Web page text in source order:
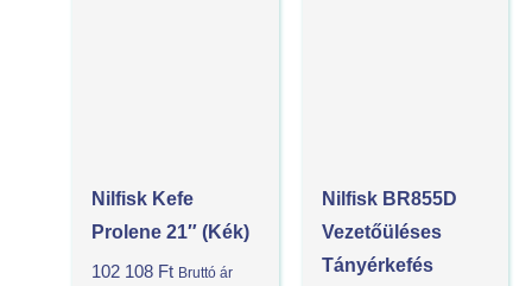
Nilfisk Kefe
Prolene 21″ (Kék)
102 108 Ft Bruttó ár
Nilfisk BR855D
Vezetőüléses
Tányérkefés